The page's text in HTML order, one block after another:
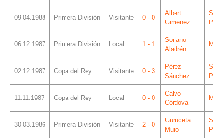
09.04.1988 Primera División Visitante 0 - 0
Albert
Giménez
06.12.1987 Primera División Local 1 - 1
Soriano
Aladrén
02.12.1987 Copa del Rey Visitante 0 - 3
Pérez
Sánchez
11.11.1987 Copa del Rey Local 0 - 0
Calvo
Córdova
30.03.1986 Primera División Visitante 2 - 0
Guruceta
Muro